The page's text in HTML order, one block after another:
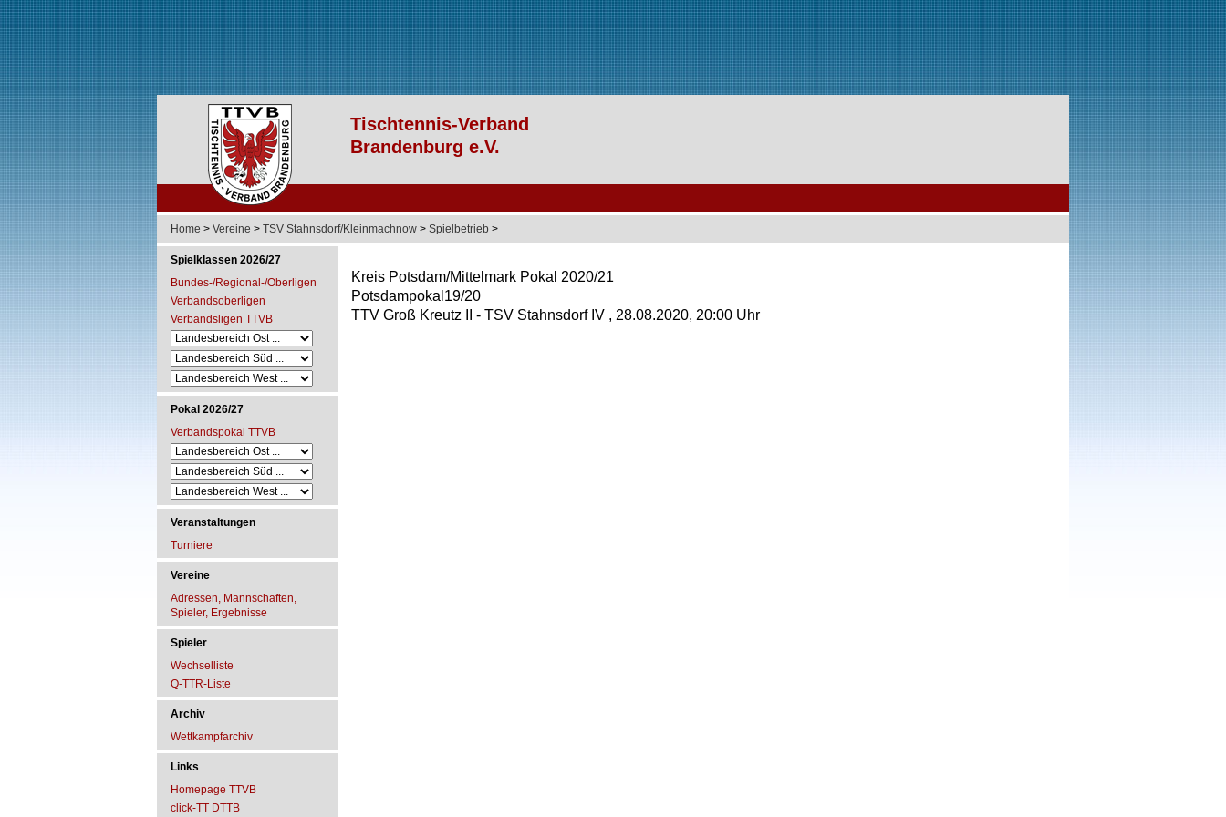
Home > Vereine > TSV Stahnsdorf/Kleinmachnow > Spielbetrieb >
Spielklassen 2026/27
Bundes-/Regional-/Oberligen
Verbandsoberligen
Verbandsligen TTVB
Pokal 2026/27
Verbandspokal TTVB
Veranstaltungen
Turniere
Vereine
Adressen, Mannschaften,
Spieler, Ergebnisse
Spieler
Wechselliste
Q-TTR-Liste
Archiv
Wettkampfarchiv
Links
Homepage TTVB
click-TT DTTB
Kreis Potsdam/Mittelmark Pokal 2020/21
Potsdampokal19/20
TTV Groß Kreutz II - TSV Stahnsdorf IV , 28.08.2020, 20:00 Uhr